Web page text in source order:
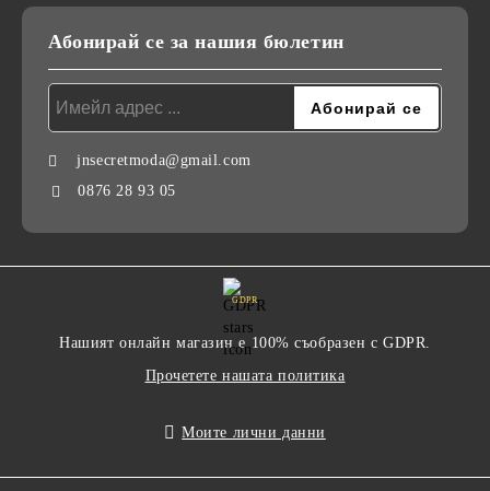
Абонирай се за нашия бюлетин
jnsecretmoda@gmail.com
0876 28 93 05
GDPR
Нашият онлайн магазин е 100% съобразен с GDPR.
Прочетете нашата политика
Моите лични данни